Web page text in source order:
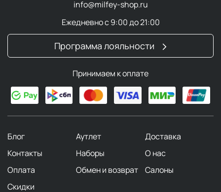
info@milfey-shop.ru
Ежедневно с 9:00 до 21:00
Программа лояльности
Принимаем к оплате
Блог Аутлет
Доставка
Контакты
Наборы
О нас
Оплата
Обмен и возврат
Салоны
Скидки